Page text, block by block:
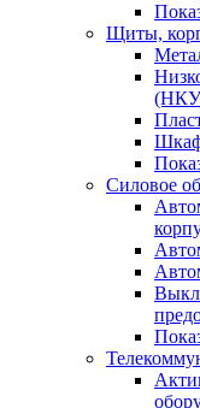
Щиты,
Силовое